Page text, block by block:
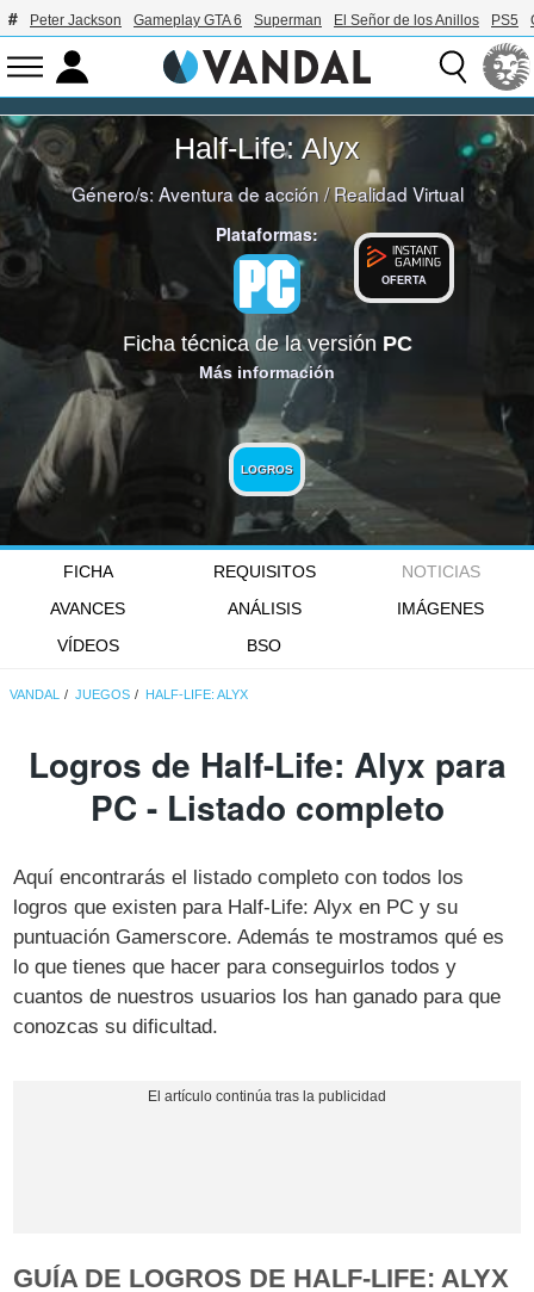
Peter Jackson Gameplay GTA 6 Superman El Señor de los Anillos PS5
Half-Life: Alyx
Género/s:Aventura de acción/Realidad Virtual
Plataformas:
OFERTA
Ficha técnica de la versión PC
Más información
LOGROS
FICHA REQUISITOS
NOTICIAS
AVANCES
ANÁLISIS
IMÁGENES
VÍDEOS
BSO
VANDAL JUEGOS HALF-LIFE: ALYX
Logros de Half-Life: Alyx para
PC - Listado completo
Aquí encontrarás el listado completo con todos los
logros que existen para Half-Life: Alyx en PC y su
puntuación Gamerscore. Además te mostramos qué es
lo que tienes que hacer para conseguirlos todos y
cuantos de nuestros usuarios los han ganado para que
conozcas su dificultad.
GUÍA DE LOGROS DE HALF-LIFE: ALYX